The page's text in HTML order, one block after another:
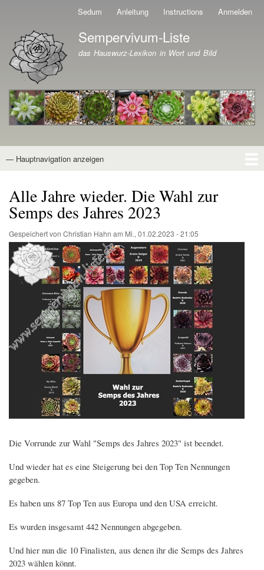
Direkt
zum
Inhalt
Sedum Anleitung Instructions Anmelden
Branding der Website
Sempervivum-Liste
das Hauswurz-Lexikon in Wort und Bild
Hauptnavigation
— Hauptnavigation anzeigen
Alle Jahre wieder. Die Wahl zur
Semps des Jahres 2023
Gespeichert von Christian Hahn am Mi., 01.02.2023 - 21:05
Die Vorrunde zur Wahl "Semps des Jahres 2023" ist beendet.
Und wieder hat es eine Steigerung bei den Top Ten Nennungen
gegeben.
Es haben uns 87 Top Ten aus Europa und den USA erreicht.
Es wurden insgesamt 442 Nennungen abgegeben.
Und hier nun die 10 Finalisten, aus denen ihr die Semps des Jahres
2023 wählen könnt.